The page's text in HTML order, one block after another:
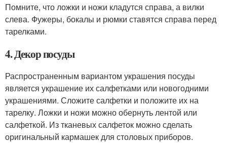
Помните, что ложки и ножи кладутся справа, а вилки
слева. Фужеры, бокалы и рюмки ставятся справа перед
тарелками.
4. Декор посуды
Распространенным вариантом украшения посуды
является украшение их салфетками или новогодними
украшениями. Сложите салфетки и положите их на
тарелку. Ложки и ножи можно обернуть лентой или
салфеткой. Из тканевых салфеток можно сделать
оригинальный кармашек для столовых приборов.